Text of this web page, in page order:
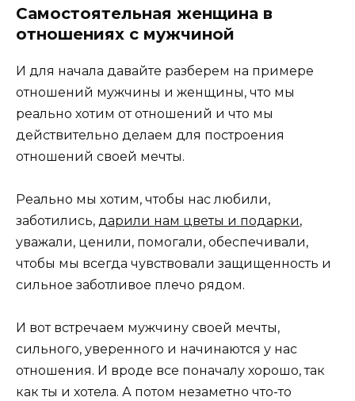
Самостоятельная женщина в
отношениях с мужчиной
И для начала давайте разберем на примере
отношений мужчины и женщины, что мы
реально хотим от отношений и что мы
действительно делаем для построения
отношений своей мечты.
Реально мы хотим, чтобы нас любили,
заботились, дарили нам цветы и подарки,
уважали, ценили, помогали, обеспечивали,
чтобы мы всегда чувствовали защищенность и
сильное заботливое плечо рядом.
И вот встречаем мужчину своей мечты,
сильного, уверенного и начинаются у нас
отношения. И вроде все поначалу хорошо, так
как ты и хотела. А потом незаметно что-то